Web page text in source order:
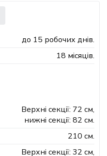
до 15 робочих днів.
18 місяців.
Верхні секції: 72 см,
нижні секції: 82 см.
210 см.
Верхні секції: 32 см,